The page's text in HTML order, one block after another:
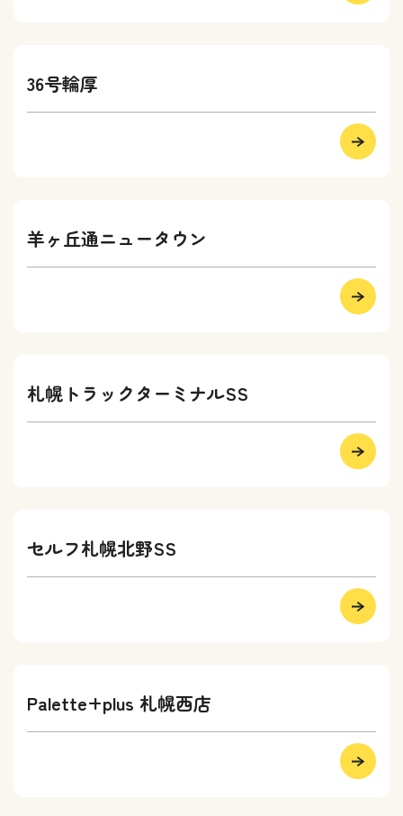
36号輪厚
羊ヶ丘通ニュータウン
札幌トラックターミナルSS
セルフ札幌北野SS
Palette+plus 札幌西店